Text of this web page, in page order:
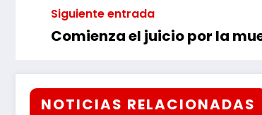
Siguiente entrada
Comienza el juicio por la
NOTICIAS RELACIONADAS